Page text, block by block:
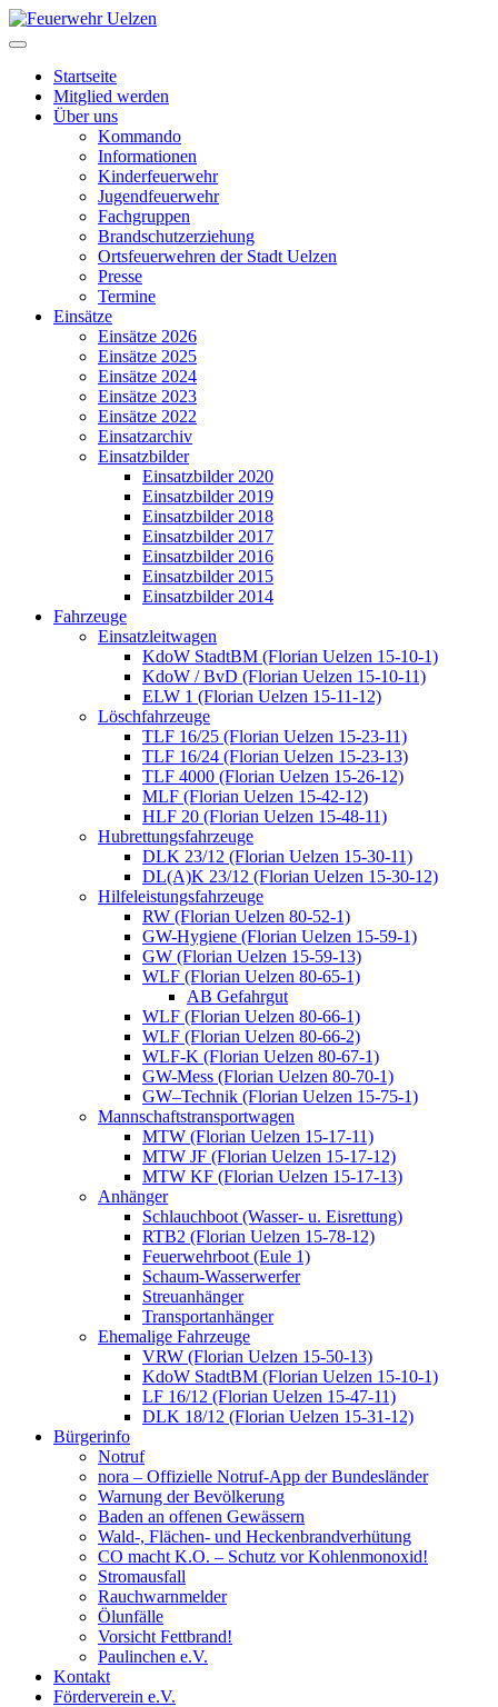
Startseite
Mitglied werden
Über uns
Kommando
Informationen
Kinderfeuerwehr
Jugendfeuerwehr
Fachgruppen
Brandschutzerziehung
Ortsfeuerwehren der Stadt Uelzen
Presse
Termine
Einsätze
Einsätze 2026
Einsätze 2025
Einsätze 2024
Einsätze 2023
Einsätze 2022
Einsatzarchiv
Einsatzbilder
Einsatzbilder 2020
Einsatzbilder 2019
Einsatzbilder 2018
Einsatzbilder 2017
Einsatzbilder 2016
Einsatzbilder 2015
Einsatzbilder 2014
Fahrzeuge
Einsatzleitwagen
KdoW StadtBM (Florian Uelzen 15-10-1)
KdoW / BvD (Florian Uelzen 15-10-11)
ELW 1 (Florian Uelzen 15-11-12)
Löschfahrzeuge
TLF 16/25 (Florian Uelzen 15-23-11)
TLF 16/24 (Florian Uelzen 15-23-13)
TLF 4000 (Florian Uelzen 15-26-12)
MLF (Florian Uelzen 15-42-12)
HLF 20 (Florian Uelzen 15-48-11)
Hubrettungsfahrzeuge
DLK 23/12 (Florian Uelzen 15-30-11)
DL(A)K 23/12 (Florian Uelzen 15-30-12)
Hilfeleistungsfahrzeuge
RW (Florian Uelzen 80-52-1)
GW-Hygiene (Florian Uelzen 15-59-1)
GW (Florian Uelzen 15-59-13)
WLF (Florian Uelzen 80-65-1)
AB Gefahrgut
WLF (Florian Uelzen 80-66-1)
WLF (Florian Uelzen 80-66-2)
WLF-K (Florian Uelzen 80-67-1)
GW-Mess (Florian Uelzen 80-70-1)
GW–Technik (Florian Uelzen 15-75-1)
Mannschaftstransportwagen
MTW (Florian Uelzen 15-17-11)
MTW JF (Florian Uelzen 15-17-12)
MTW KF (Florian Uelzen 15-17-13)
Anhänger
Schlauchboot (Wasser- u. Eisrettung)
RTB2 (Florian Uelzen 15-78-12)
Feuerwehrboot (Eule 1)
Schaum-Wasserwerfer
Streuanhänger
Transportanhänger
Ehemalige Fahrzeuge
VRW (Florian Uelzen 15-50-13)
KdoW StadtBM (Florian Uelzen 15-10-1)
LF 16/12 (Florian Uelzen 15-47-11)
DLK 18/12 (Florian Uelzen 15-31-12)
Bürgerinfo
Notruf
nora – Offizielle Notruf-App der Bundesländer
Warnung der Bevölkerung
Baden an offenen Gewässern
Wald-, Flächen- und Heckenbrandverhütung
CO macht K.O. – Schutz vor Kohlenmonoxid!
Stromausfall
Rauchwarnmelder
Ölunfälle
Vorsicht Fettbrand!
Paulinchen e.V.
Kontakt
Förderverein e.V.